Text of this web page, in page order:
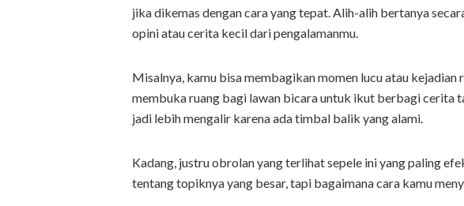
jika dikemas dengan cara yang tepat. Alih-alih bertanya
opini atau cerita kecil dari pengalamanmu.
Misalnya, kamu bisa membagikan momen lucu atau kejadian
membuka ruang bagi lawan bicara untuk ikut berbagi cerita
jadi lebih mengalir karena ada timbal balik yang alami.
Kadang, justru obrolan yang terlihat sepele ini yang paling
tentang topiknya yang besar, tapi bagaimana cara kamu